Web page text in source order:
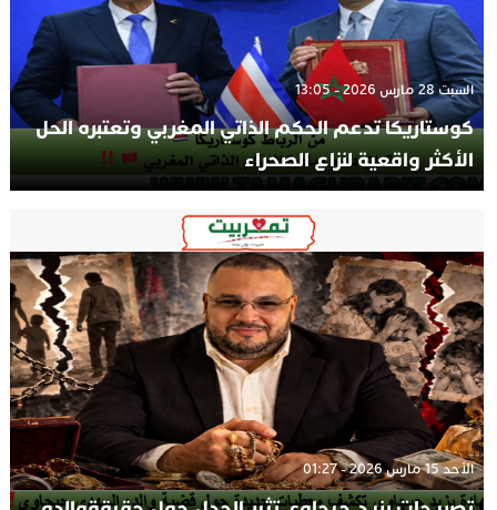
السبت 28 مارس 2026 - 13:05
كوستاريكا تدعم الحكم الذاتي المغربي وتعتبره الحل
الأكثر واقعية لنزاع الصحراء
الأحد 15 مارس 2026 - 01:27